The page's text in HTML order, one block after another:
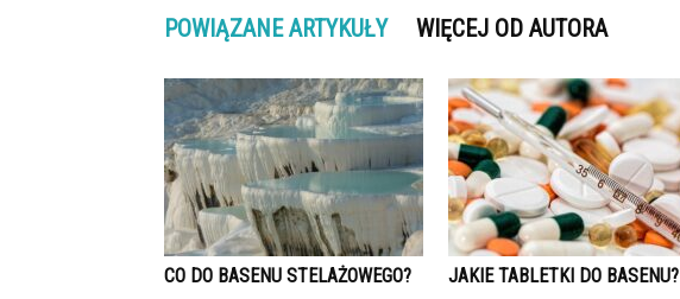
POWIĄZANE ARTYKUŁY WIĘCEJ OD AUTORA
CO DO BASENU STELAŻOWEGO? JAKIE TABLETKI DO BASENU?